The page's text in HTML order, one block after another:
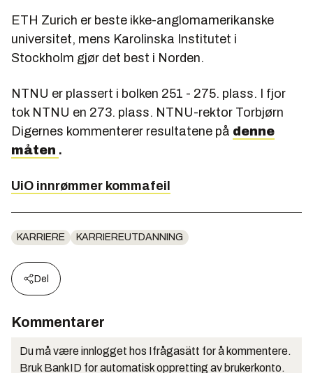
ETH Zurich er beste ikke-anglomamerikanske
universitet, mens Karolinska Institutet i
Stockholm gjør det best i Norden.
NTNU er plassert i bolken 251 - 275. plass. I fjor
tok NTNU en 273. plass. NTNU-rektor Torbjørn
Digernes kommenterer resultatene på denne
måten .
UiO innrømmer kommafeil
KARRIERE KARRIEREUTDANNING
Del
Kommentarer
Du må være innlogget hos Ifrågasätt for å kommentere.
Bruk BankID for automatisk oppretting av brukerkonto.